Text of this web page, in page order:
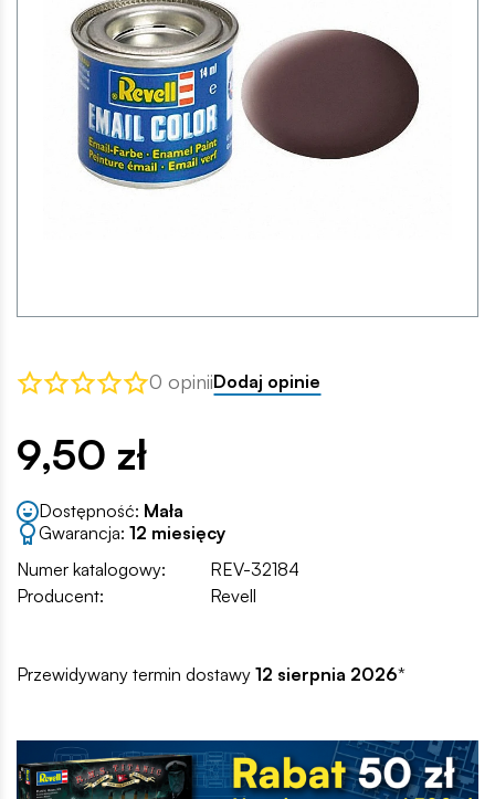
0 opiniiDodaj opinie
9,50 zł
Dostępność: Mała
Gwarancja: 12 miesięcy
Numer katalogowy:
REV-32184
Producent:
Revell
Przewidywany termin dostawy 12 sierpnia 2026*